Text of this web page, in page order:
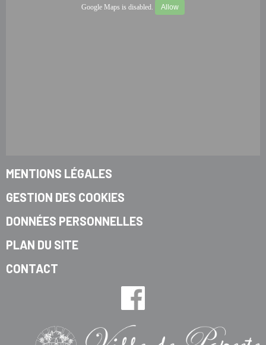
Google Maps is disabled. Allow
MENTIONS LÉGALES
GESTION DES COOKIES
DONNÉES PERSONNELLES
PLAN DU SITE
CONTACT